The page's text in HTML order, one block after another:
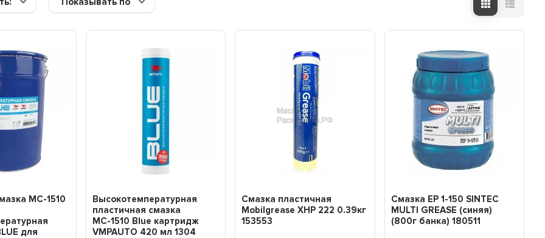
МС-1510
для
Высокотемпературная
пластичная смазка
МС-1510 Blue картридж
VMPAUTO 420 мл 1304
Смазка пластичная
Mobilgrease XHP 222 0.39кг
153553
Смазка EP 1-150 SINTEC
MULTI GREASE (синяя)
(800г банка) 180511